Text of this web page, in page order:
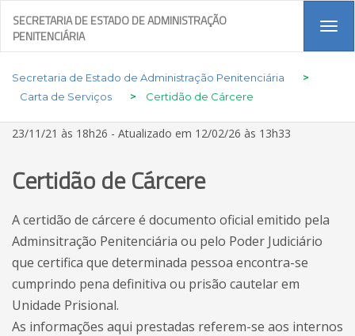
SECRETARIA DE ESTADO DE ADMINISTRAÇÃO
PENITENCIÁRIA
Secretaria de Estado de Administração Penitenciária
>
Carta de Serviços
> Certidão de Cárcere
23/11/21 às 18h26 - Atualizado em 12/02/26 às 13h33
Certidão de Cárcere
A certidão de cárcere é documento oficial emitido pela
Adminsitração Penitenciária ou pelo Poder Judiciário
que certifica que determinada pessoa encontra-se
cumprindo pena definitiva ou prisão cautelar em
Unidade Prisional.
As informações aqui prestadas referem-se aos internos